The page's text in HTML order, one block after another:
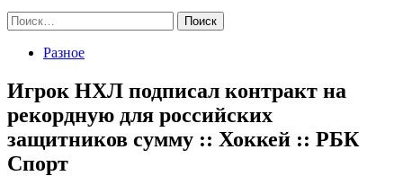
Найти:
Разное
Игрок НХЛ подписал контракт на
рекордную для российских
защитников сумму :: Хоккей :: РБК
Спорт